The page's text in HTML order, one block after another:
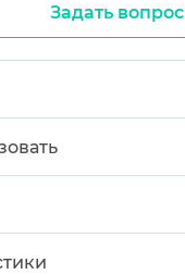
Задать вопрос